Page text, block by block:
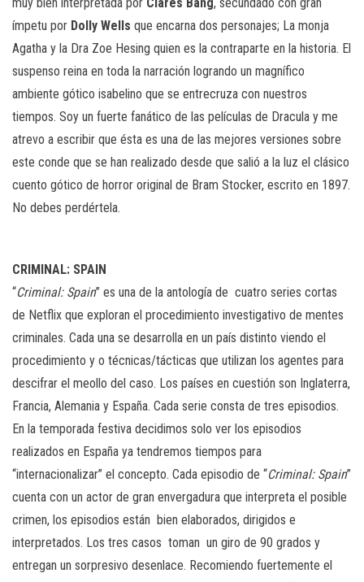
ímpetu por Dolly Wells que encarna dos personajes; La monja
Agatha y la Dra Zoe Hesing quien es la contraparte en la historia. El
suspenso reina en toda la narración logrando un magnífico
ambiente gótico isabelino que se entrecruza con nuestros
tiempos. Soy un fuerte fanático de las películas de Dracula y me
atrevo a escribir que ésta es una de las mejores versiones sobre
este conde que se han realizado desde que salió a la luz el clásico
cuento gótico de horror original de Bram Stocker, escrito en 1897.
No debes perdértela.
CRIMINAL: SPAIN
“Criminal: Spain” es una de la antología de cuatro series cortas
de Netflix que exploran el procedimiento investigativo de mentes
criminales. Cada una se desarrolla en un país distinto viendo el
procedimiento y o técnicas/tácticas que utilizan los agentes para
descifrar el meollo del caso. Los países en cuestión son Inglaterra,
Francia, Alemania y España. Cada serie consta de tres episodios.
En la temporada festiva decidimos solo ver los episodios
realizados en España ya tendremos tiempos para
“internacionalizar” el concepto. Cada episodio de “Criminal: Spain”
cuenta con un actor de gran envergadura que interpreta el posible
crimen, los episodios están bien elaborados, dirigidos e
interpretados. Los tres casos toman un giro de 90 grados y
entregan un sorpresivo desenlace. Recomiendo fuertemente el